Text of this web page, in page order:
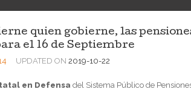
quien gobierne, las
el 16 de Septiembre
UPDATED ON 2019-10-22
en Defensa del Sistema Público de